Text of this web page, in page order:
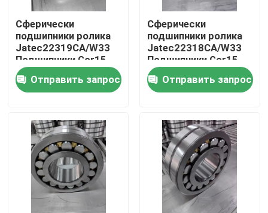
Тур по фабрике
Контроль качества
Связаться с нами
Новости
Случаи
Промышленный подшипник ролика
Сферически
подшипники ролика
Jatec22319CA/W33
Подшипники Gcr15
Китай 95×200×67
вентилятора
Отправить запрос
Сферически
подшипники ролика
Jatec22318CA/W33
Подшипники Gcr15
Китай 90×190×64
вентилятора
Отправить запрос